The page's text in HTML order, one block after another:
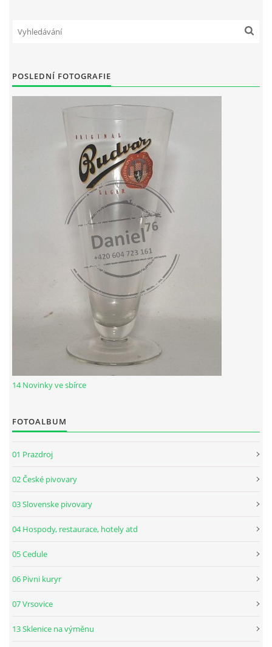
POSLEDNÍ FOTOGRAFIE
14 Novinky ve sbírce
FOTOALBUM
01 Prazdroj
02 České pivovary
03 Slovenske pivovary
04 Hospody, restaurace, hotely atd
05 Cedule
06 Pivni kuryr
07 Vrsovice
13 Sklenice na výměnu